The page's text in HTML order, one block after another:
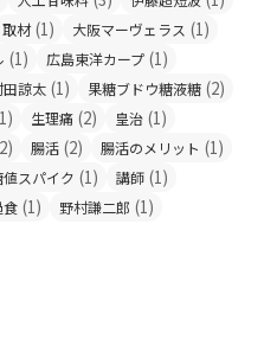
取材(1) 大阪マーヴェラス (1)
(1) 広島東洋カープ (1)
田諒太 (1) 果糖ブドウ糖液糖 (2)
生理痛 (2) 皇治 (1)
腸活 (2) 腸活のメリット (1)
値スパイク (1) 講師 (1)
食 (1) 野村謙二郎 (1)